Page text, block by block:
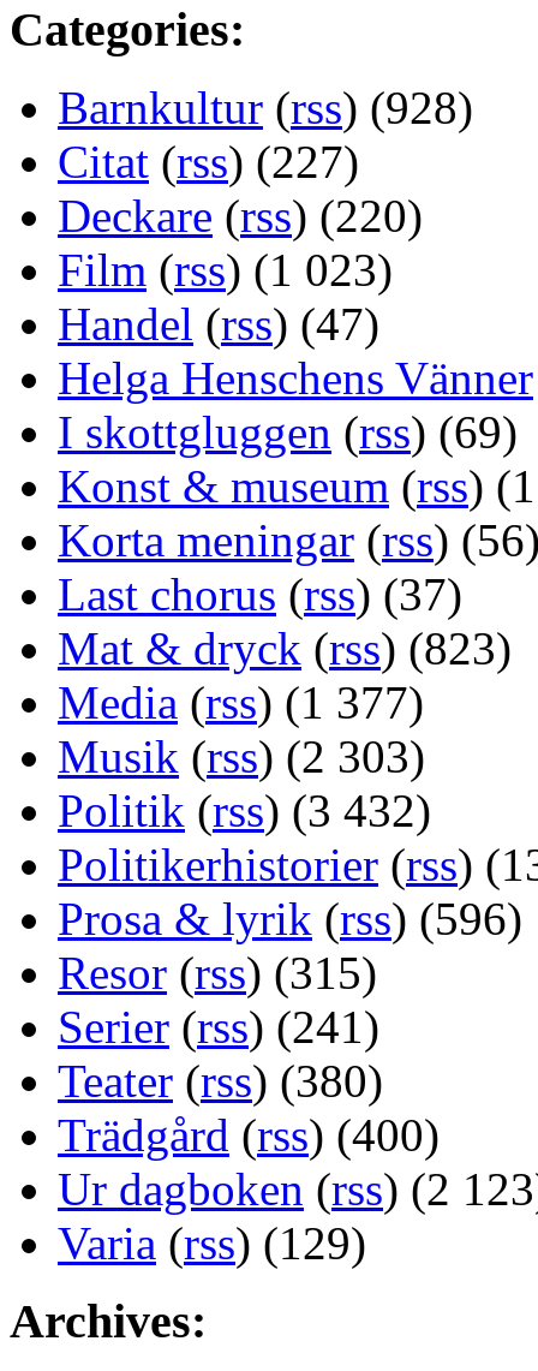
Categories:
Barnkultur (rss) (928)
Citat (rss) (227)
Deckare (rss) (220)
Film (rss) (1 023)
Handel (rss) (47)
Helga Henschens Vänner
I skottgluggen (rss) (69)
Konst & museum (rss)
Korta meningar (rss)
Last chorus (rss) (37)
Mat & dryck (rss) (823)
Media (rss) (1 377)
Musik (rss) (2 303)
Politik (rss) (3 432)
Politikerhistorier (rss)
Prosa & lyrik (rss) (596)
Resor (rss) (315)
Serier (rss) (241)
Teater (rss) (380)
Trädgård (rss) (400)
Ur dagboken (rss) (2
Varia (rss) (129)
Archives: